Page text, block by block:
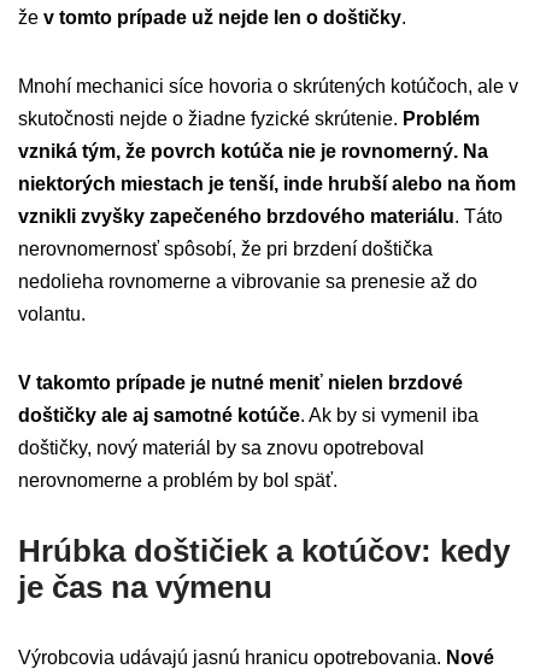
že v tomto prípade už nejde len o doštičky.
Mnohí mechanici síce hovoria o skrútených kotúčoch, ale v
skutočnosti nejde o žiadne fyzické skrútenie. Problém
vzniká tým, že povrch kotúča nie je rovnomerný. Na
niektorých miestach je tenší, inde hrubší alebo na ňom
vznikli zvyšky zapečeného brzdového materiálu. Táto
nerovnomernosť spôsobí, že pri brzdení doštička
nedolieha rovnomerne a vibrovanie sa prenesie až do
volantu.
V takomto prípade je nutné meniť nielen brzdové
doštičky ale aj samotné kotúče. Ak by si vymenil iba
doštičky, nový materiál by sa znovu opotreboval
nerovnomerne a problém by bol späť.
Hrúbka doštičiek a kotúčov: kedy
je čas na výmenu
Výrobcovia udávajú jasnú hranicu opotrebovania. Nové